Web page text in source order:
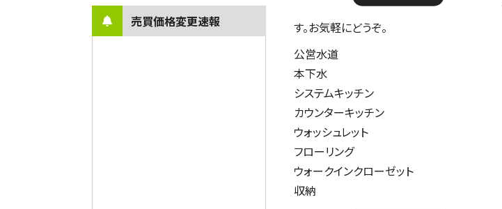
売買価格変更速報
す。お気軽にどうぞ。
公営水道
本下水
システムキッチン
カウンターキッチン
ウォッシュレット
フローリング
ウォークインクローゼット
収納